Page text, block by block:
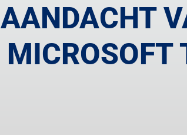
AANDACHT
MICROSOFT